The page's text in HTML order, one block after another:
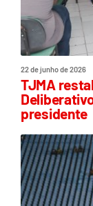
22 de junho de 2026
TJMA
presidente